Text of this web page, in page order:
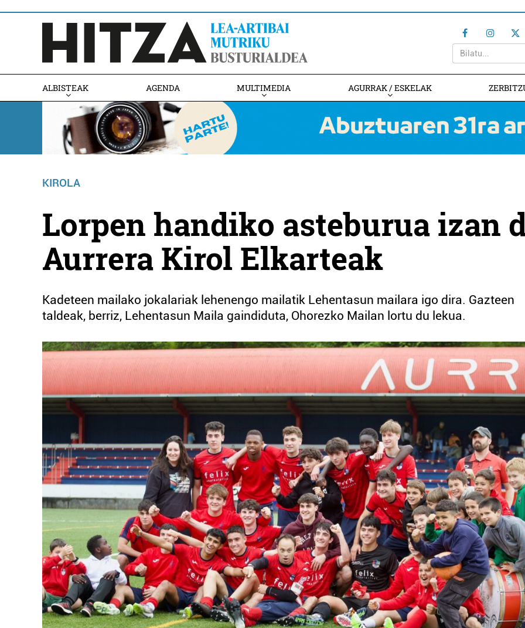
ALBISTEAK AGENDA MULTIMEDIA AGURRAK / ESKELAK
KIROLA
Lorpen handiko asteburua izan
Aurrera Kirol Elkarteak
Kadeteen mailako jokalariak lehenengo mailatik Lehentasun mailara igo dira. Gazteen
taldeak, berriz, Lehentasun Maila gaindiduta, Ohorezko Mailan lortu du lekua.